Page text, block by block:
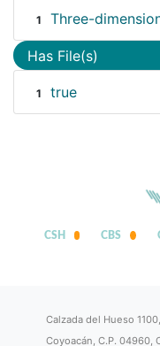
1 Three-
Has File(s)
1 true
CSH CBS
Calzada del Hueso
Coyoacán, C.P. 04960,